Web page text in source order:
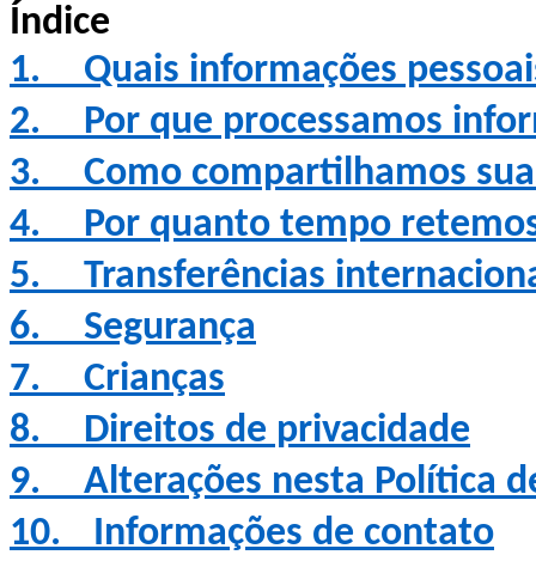
Índice
1.
Quais informações
2.
Por que processamos
3.
Como compartilhamos
4.
Por quanto tempo
5.
Transferências
6.
Segurança
7.
Crianças
8.
Direitos de privacidade
9.
Alterações nesta Política
10.
Informações de contato